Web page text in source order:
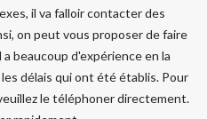
il va falloir contacter des
on peut vous proposer de faire
beaucoup d'expérience en la
délais qui ont été établis. Pour
le téléphoner directement.